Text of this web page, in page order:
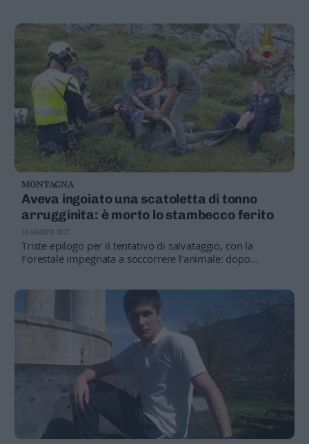
MONTAGNA
Aveva ingoiato una scatoletta di tonno
arrugginita: è morto lo stambecco ferito
Triste epilogo per il tentativo di salvataggio, con la
Forestale impegnata a soccorrere l’animale: dopo
30 AGOSTO 2022